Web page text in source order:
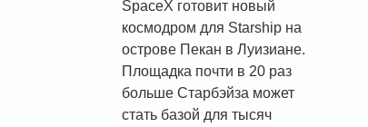
SpaceX готовит новый
космодром для Starship на
острове Пекан в Луизиане.
Площадка почти в 20 раз
больше Старбэйза может
стать базой для тысяч